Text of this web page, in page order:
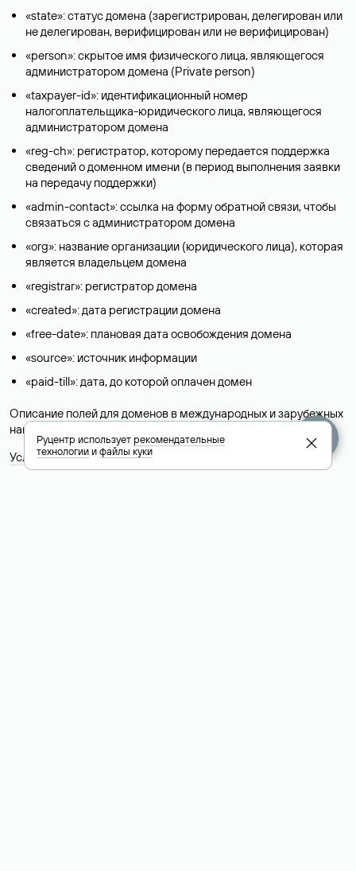
«state»: статус домена (зарегистрирован, делегирован или
не делегирован, верифицирован или не верифицирован)
«person»: скрытое имя физического лица, являющегося
администратором домена (Privatе person)
«taxpayer-id»: идентификационный номер
налогоплательщика-юридического лица, являющегося
администратором домена
«reg-ch»: регистратор, которому передается поддержка
сведений о доменном имени (в период выполнения заявки
на передачу поддержки)
«admin-contact»: ссылка на форму обратной связи, чтобы
связаться с администратором домена
«org»: название организации (юридического лица), которая
является владельцем домена
«registrar»: регистратор домена
«created»: дата регистрации домена
«free-date»: плановая дата освобождения домена
«source»: источник информации
«paid-till»: дата, до которой оплачен домен
Описание полей для доменов в международных и зарубежных
национальных доменах представлены в разделе «
».
Условия использования Whois-сервиса
Руцентр используетрекомендательные
технологииифайлы куки